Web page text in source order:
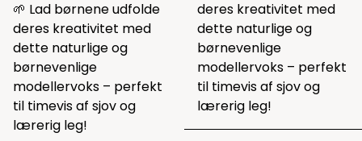
🌱 Lad børnene udfolde
deres kreativitet med
dette naturlige og
børnevenlige
modellervoks – perfekt
til timevis af sjov og
lærerig leg!
deres kreativitet med
dette naturlige og
børnevenlige
modellervoks – perfekt
til timevis af sjov og
lærerig leg!